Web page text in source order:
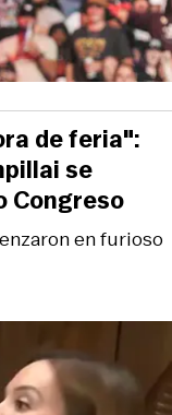
en furioso
de feria":
se
Congreso